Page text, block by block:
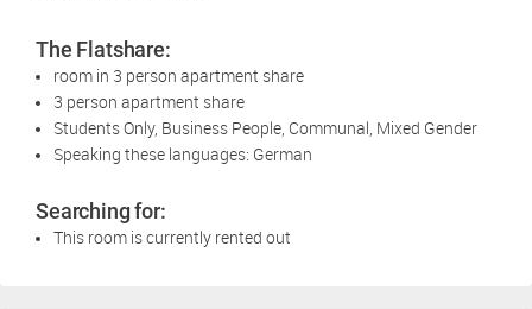
The Flatshare:
room in 3 person apartment share
3 person apartment share
Students Only, Business People, Communal, Mixed Gender
Speaking these languages: German
Searching for:
This room is currently rented out